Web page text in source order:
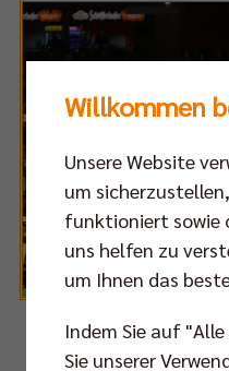
Foto:
Willkommen
Unsere Website
um
funktioniert sowie
uns helfen zu
um Ihnen das
Indem Sie auf
Sie unserer